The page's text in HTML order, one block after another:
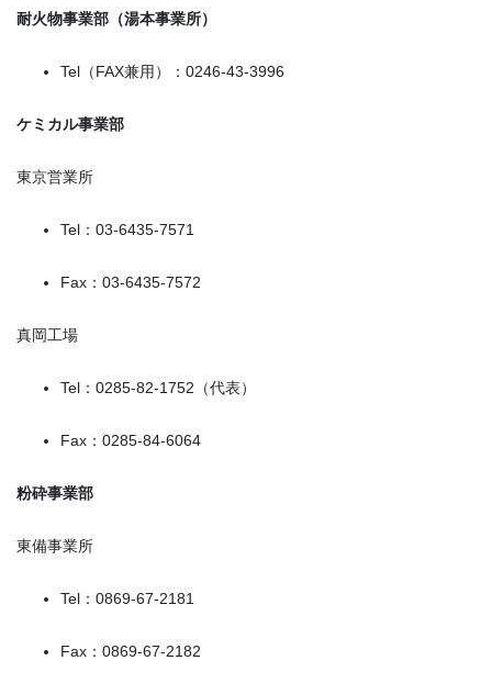
耐火物事業部（湯本事業所）
Tel（FAX兼用）：0246-43-3996
ケミカル事業部
東京営業所
Tel：03-6435-7571
Fax：03-6435-7572
真岡工場
Tel：0285-82-1752（代表）
Fax：0285-84-6064
粉砕事業部
東備事業所
Tel：0869-67-2181
Fax：0869-67-2182